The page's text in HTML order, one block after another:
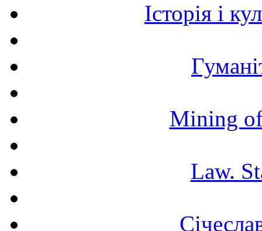
Історія і
Mining
Law.